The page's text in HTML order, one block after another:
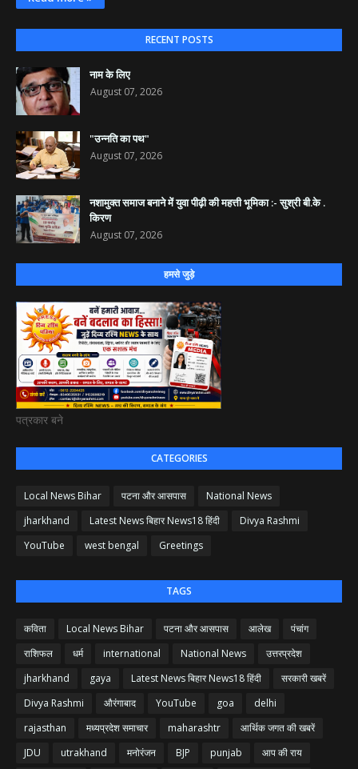
RECENT POSTS
नाम के लिए
August 07, 2026
"उन्नति का पथ"
August 07, 2026
नशामुक्त समाज बनाने में युवा पीढ़ी की महत्ती भूमिका :- सुश्री बी.के .
किरण
August 07, 2026
हमसे जुड़े
पत्रकार बने
CATEGORIES
Local News Bihar पटना और आसपास
National News
jharkhand
Latest News बिहार News18 हिंदी
Divya Rashmi
YouTube
west bengal Greetings
TAGS
कविता Local News Bihar पटना और आसपास आलेख
पंचांग
राशिफल
धर्म international National News
उत्तरप्रदेश
jharkhand
gaya Latest News बिहार News18 हिंदी
सरकारी खबरें
Divya Rashmi
औरंगाबाद YouTube goa
delhi
rajasthan
मध्यप्रदेश समाचार maharashtr
आर्थिक जगत की खबरें
JDU
utrakhand मनोरंजन BJP punjab
आप की राय